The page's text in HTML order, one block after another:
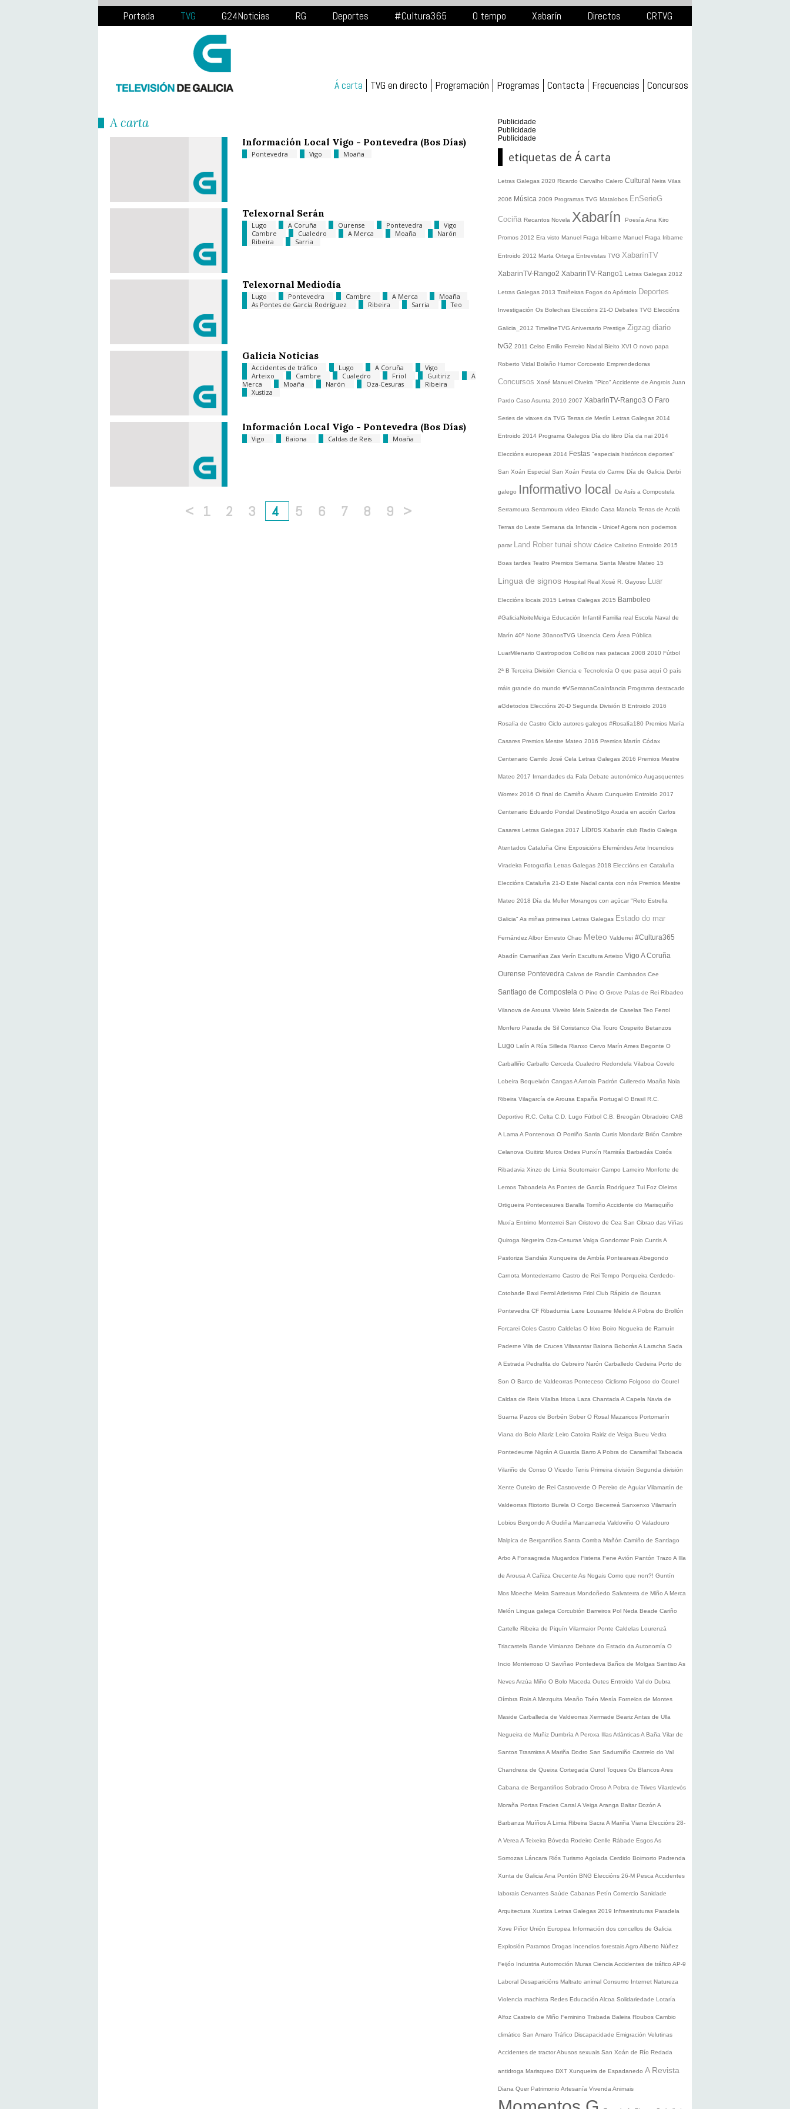
Portada TVG G24Noticias RG Deportes #Cultura365 O tempo Xabarín Directos CRTVG
Á carta TVG en directo Programación Programas Contacta Frecuencias Concursos
Á carta
Información Local Vigo - Pontevedra (Bos Días)
Pontevedra Vigo Moaña
Telexornal Serán
Lugo A Coruña Ourense Pontevedra
Vigo
Cambre
Cualedro A Merca Moaña
Narón
Ribeira
Sarria
Telexornal Mediodía
Lugo Pontevedra Cambre A Merca
Moaña
As Pontes de García Rodríguez
Ribeira Sarria Teo
Galicia Noticias
Accidentes de tráfico Lugo A Coruña
Vigo
Arteixo
Cambre Cualedro Friol Guitiriz
A
Merca
Moaña Narón Oza-Cesuras
Ribeira
Xustiza
Información Local Vigo - Pontevedra (Bos Días)
Vigo Baiona Caldas de Reis Moaña
< 1 2 3 4 5 6 7 8 9 >
Publicidade
Publicidade
Publicidade
etiquetas de Á carta
Letras Galegas 2020 Ricardo Carvalho Calero Cultural Neira Vilas
2006 Música 2009 Programas TVG Matalobos EnSerieG
Cociña Recantos Novela Xabarín Poesía Ana Kiro
Promos 2012 Era visto Manuel Fraga Iribarne Manuel Fraga Iribarne
Entroido 2012 Marta Ortega Entrevistas TVG XabarínTV
XabarinTV-Rango2 XabarinTV-Rango1 Letras Galegas 2012
Letras Galegas 2013 Traiñeiras Fogos do Apóstolo Deportes
Investigación Os Bolechas Eleccións 21-O Debates TVG Eleccións
Galicia_2012 TimelineTVG Aniversario Prestige Zigzag diario
tvG2 2011 Celso Emilio Ferreiro Nadal Bieito XVI O novo papa
Roberto Vidal Bolaño Humor Corcoesto Emprendedoras
Concursos Xosé Manuel Olveira "Pico" Accidente de Angrois Juan
Pardo Caso Asunta 2010 2007 XabarinTV-Rango3 O Faro
Series de viaxes da TVG Terras de Merlín Letras Galegas 2014
Entroido 2014 Programa Galegos Día do libro Día da nai 2014
Eleccións europeas 2014 Festas "especiais históricos deportes"
San Xoán Especial San Xoán Festa do Carme Día de Galicia Derbi
galego Informativo local De Asís a Compostela
Serramoura Serramoura video Eirado Casa Manola Terras de Acolá
Terras do Leste Semana da Infancia - UnicefAgora non podemos
parar Land Rober tunai show Códice Calixtino Entroido 2015
Boas tardes Teatro Premios Semana Santa Mestre Mateo 15
Lingua de signos Hospital Real Xosé R. Gayoso Luar
Eleccións locais 2015 Letras Galegas 2015 Bamboleo
#GaliciaNoiteMeiga Educación Infantil Familia real Escola Naval de
Marín 40º Norte 30anosTVG Urxencia Cero Área Pública
LuarMilenario Gastropodos Collidos nas patacas 2008 2010 Fútbol
2ª B Terceira División Ciencia e Tecnoloxía O que pasa aquí O país
máis grande do mundo #VSemanaCoaInfancia Programa destacado
aGdetodos Eleccións 20-D Segunda División B Entroido 2016
Rosalía de Castro Ciclo autores galegos #Rosalía180 Premios María
Casares Premios Mestre Mateo 2016 Premios Martín Códax
Centenario Camilo José Cela Letras Galegas 2016 Premios Mestre
Mateo 2017 Irmandades da Fala Debate autonómico Augasquentes
Womex 2016 O final do Camiño Álvaro Cunqueiro Entroido 2017
Centenario Eduardo Pondal DestinoStgo Axuda en acción Carlos
Casares Letras Galegas 2017 Libros Xabarín club Radio Galega
Atentados Cataluña Cine Exposicións EfeméridesArte Incendios
Viradeira Fotografía Letras Galegas 2018 Eleccións en Cataluña
Eleccións Cataluña 21-D Este Nadal canta con nós Premios Mestre
Mateo 2018 Día da Muller Morangos con açúcar "Reto Estrella
Galicia" As miñas primeiras Letras Galegas Estado do mar
Fernández Albor Ernesto Chao Meteo Valderrei #Cultura365
Abadín Camariñas Zas Verín Escultura Arteixo Vigo A Coruña
Ourense Pontevedra Calvos de Randín Cambados Cee
Santiago de Compostela O Pino O Grove Palas de Rei Ribadeo
Vilanova de Arousa Viveiro Meis Salceda de Caselas Teo Ferrol
Monfero Parada de Sil Coristanco Oia Touro Cospeito Betanzos
Lugo Lalín A Rúa Silleda Rianxo Cervo Marín Ames Begonte O
Carballiño Carballo Cerceda Cualedro Redondela Vilaboa Covelo
Lobeira Boqueixón CangasA Arnoia Padrón Culleredo Moaña Noia
Ribeira Vilagarcía de Arousa España Portugal O Brasil R.C.
Deportivo R.C. Celta C.D. Lugo Fútbol C.B. Breogán Obradoiro CAB
A Lama A Pontenova O Porriño Sarria Curtis Mondariz Brión Cambre
Celanova Guitiriz Muros Ordes Punxín Ramirás Barbadás Coirós
Ribadavia Xinzo de Limia Soutomaior Campo Lameiro Monforte de
Lemos Taboadela As Pontes de García Rodríguez Tui Foz Oleiros
Ortigueira Pontecesures Baralla Tomiño Accidente do Marisquiño
Muxía Entrimo Monterrei San Cristovo de Cea San Cibrao das Viñas
Quiroga Negreira Oza-Cesuras Valga Gondomar Poio CuntisA
Pastoriza Sandiás Xunqueira de Ambía PonteareasAbegondo
Carnota Montederramo Castro de Rei Tempo Porqueira Cerdedo-
Cotobade Baxi FerrolAtletismo Friol Club Rápido de Bouzas
Pontevedra CF Ribadumia Laxe Lousame Melide A Pobra do Brollón
Forcarei Coles Castro Caldelas O Irixo Boiro Nogueira de Ramuín
Paderne Vila de Cruces Vilasantar Baiona BoborásA Laracha Sada
A Estrada Pedrafita do Cebreiro Narón Carballedo Cedeira Porto do
Son O Barco de Valdeorras Ponteceso Ciclismo Folgoso do Courel
Caldas de Reis Vilalba Irixoa Laza Chantada A Capela Navia de
Suarna Pazos de Borbén Sober O Rosal Mazaricos Portomarín
Viana do Bolo Allariz Leiro Catoira Rairiz de Veiga Bueu Vedra
Pontedeume Nigrán A Guarda Barro A Pobra do Caramiñal Taboada
Vilariño de Conso O Vicedo Tenis Primeira división Segunda división
Xente Outeiro de Rei Castroverde O Pereiro de Aguiar Vilamartín de
Valdeorras Riotorto Burela O Corgo Becerreá Sanxenxo Vilamarín
Lobios Bergondo A Gudiña Manzaneda Valdoviño O Valadouro
Malpica de Bergantiños Santa Comba Mañón Camiño de Santiago
Arbo A Fonsagrada Mugardos Fisterra Fene Avión Pantón Trazo A Illa
de Arousa A Cañiza Crecente As Nogais Como que non?! Guntín
Mos Moeche Meira Sarreaus Mondoñedo Salvaterra de Miño A Merca
Melón Lingua galega Corcubión Barreiros Pol Neda Beade Cariño
Cartelle Ribeira de Piquín Vilarmaior Ponte Caldelas Lourenzá
Triacastela Bande Vimianzo Debate do Estado da Autonomía O
Incio Monterroso O Saviñao Pontedeva Baños de Molgas Santiso As
NevesArzúa Miño O Bolo Maceda Outes Entroido Val do Dubra
Oímbra RoisA Mezquita Meaño Toén Mesía Fornelos de Montes
Maside Carballeda de Valdeorras Xermade BearizAntas de Ulla
Negueira de Muñiz Dumbría A Peroxa Illas AtlánticasA Baña Vilar de
Santos TrasmirasA Mariña Dodro San Sadurniño Castrelo do Val
Chandrexa de Queixa Cortegada Ourol Toques Os BlancosAres
Cabana de Bergantiños Sobrado Oroso A Pobra de Trives Vilardevós
Moraña Portas Frades CarralA Veiga Aranga Baltar Dozón A
Barbanza MuíñosA Limia Ribeira Sacra A Mariña Viana Eleccións 28-
A Verea A Teixeira Bóveda Rodeiro Cenlle Rábade EsgosAs
Somozas Láncara Riós Turismo Agolada Cerdido Boimorto Padrenda
Xunta de Galicia Ana Pontón BNG Eleccións 26-M Pesca Accidentes
laborais Cervantes Saúde Cabanas Petín Comercio Sanidade
Arquitectura Xustiza Letras Galegas 2019 Infraestruturas Paradela
Xove Piñor Unión Europea Información dos concellos de Galicia
Explosión Paramos Drogas Incendios forestaisAgro Alberto Núñez
Feijóo Industria Automoción Muras Ciencia Accidentes de tráfico AP-9
Laboral Desaparicións Maltrato animal Consumo Internet Natureza
Violencia machista Redes Educación Alcoa Solidariedade Lotaría
Alfoz Castrelo de Miño Feminino Trabada Baleira Roubos Cambio
climático San Amaro Tráfico Discapacidade Emigración Velutinas
Accidentes de tractorAbusos sexuais San Xoán de Río Redada
antidroga Marisqueo DXT Xunqueira de Espadanedo A Revista
Diana Quer Patrimonio Artesanía Vivenda Animais